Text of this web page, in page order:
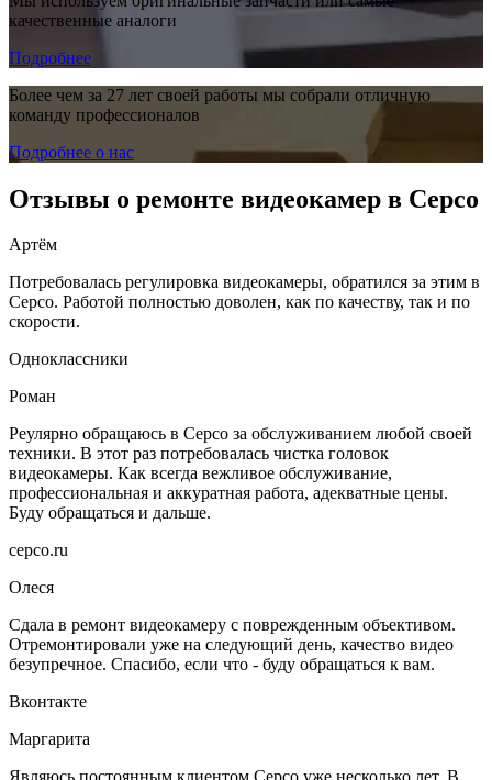
качественные аналоги
Подробнее
Более чем за 27 лет своей работы мы собрали отличную
команду профессионалов
Подробнее о нас
Отзывы о ремонте видеокамер в Серсо
Артём
Потребовалась регулировка видеокамеры, обратился за этим в
Серсо. Работой полностью доволен, как по качеству, так и по
скорости.
Одноклассники
Роман
Реулярно обращаюсь в Серсо за обслуживанием любой своей
техники. В этот раз потребовалась чистка головок
видеокамеры. Как всегда вежливое обслуживание,
профессиональная и аккуратная работа, адекватные цены.
Буду обращаться и дальше.
серсо.ru
Олеся
Сдала в ремонт видеокамеру с поврежденным объективом.
Отремонтировали уже на следующий день, качество видео
безупречное. Спасибо, если что - буду обращаться к вам.
Вконтакте
Маргарита